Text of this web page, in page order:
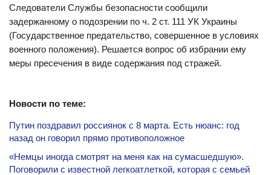
Следователи Службы безопасности сообщили
задержанному о подозрении по ч. 2 ст. 111 УК Украины
(Государственное предательство, совершенное в условиях
военного положения). Решается вопрос об избрании ему
меры пресечения в виде содержания под стражей.
Новости по теме:
Путин поздравил россиянок с 8 марта. Есть нюанс: год
назад он говорил прямо противоположное
«Немцы иногда смотрят на меня как на сумасшедшую».
Поговорили с известной легкоатлеткой, которая с семьей